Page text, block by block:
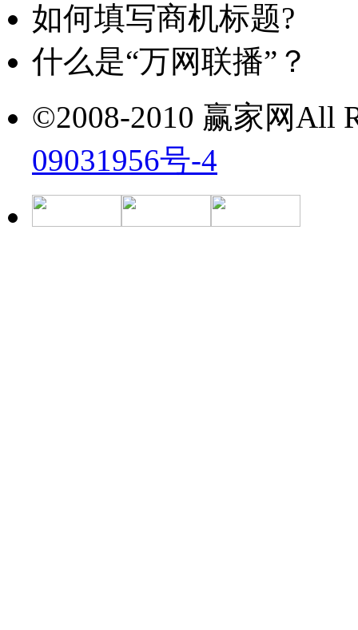
如何填写商机标题?
什么是“万网联播”？
©2008-2010 赢家网All
09031956号-4